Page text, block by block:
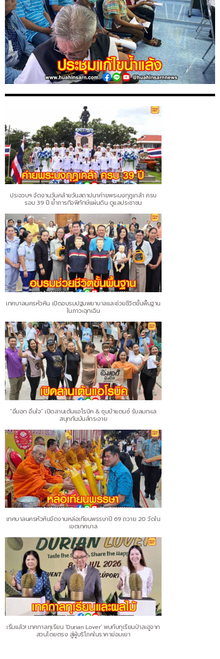
ประจวบฯ จัดงานวันคล้ายวันสถาปนาค่ายพระมงกุฎเกล้า ครบ
รอบ 39 ปี ย้ำภารกิจพิทักษ์แผ่นดิน ดูแลประชาชน
เทศบาลนครหัวหิน เปิดอบรมปฐมพยาบาลและช่วยชีวิตขั้นพื้นฐาน
ในภาวะฉุกเฉิน
“อิ่มอก อิ่มใจ” เปิดลานเต้นแอโรบิค & ซุมบ้าแดนซ์ รับลมทะเล
สนุกกันมันส์กระจาย
เทศบาลนครหัวหินจัดงานหล่อเทียนพรรษาปี 69 ถวาย 20 วัดใน
เขตเทศบาล
เริ่มแล้ว! เทศกาลทุเรียน ‘Durian Lover’ พบกับทุเรียนป่าละอูจาก
สวนโดยตรง สู่ผู้บริโภคในราคาย่อมเยา